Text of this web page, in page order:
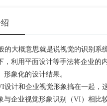
的大概意思就是说视觉的识别系
，利用平面设计等手法将企业的
形象化的设计结果。
设计和企业视觉形象搞在一起，
与企业视觉形象识别（VI）相比